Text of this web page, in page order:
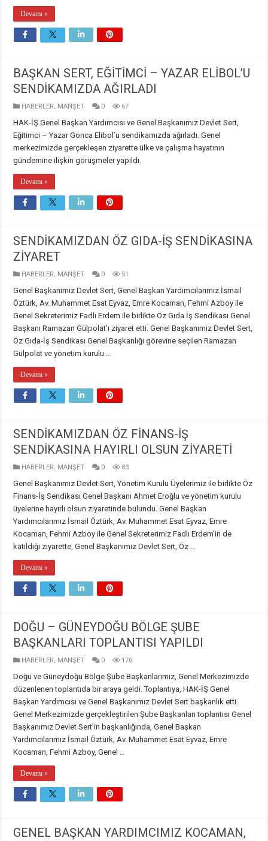
Devamı »
BAŞKAN SERT, EĞİTİMCİ – YAZAR ELİBOL’U
SENDİKAMIZDA AĞIRLADI
HABERLER, MANŞET 0 67
HAK-İŞ Genel Başkan Yardımcısı ve Genel Başkanımız Devlet Sert,
Eğitimci – Yazar Gonca Elibol’u sendikamızda ağırladı. Genel
merkezimizde gerçekleşen ziyarette ülke ve çalışma hayatının
gündemine ilişkin görüşmeler yapıldı.
Devamı »
SENDİKAMIZDAN ÖZ GIDA-İŞ SENDİKASINA
ZİYARET
HABERLER, MANŞET 0 51
Genel Başkanımız Devlet Sert, Genel Başkan Yardımcılarımız İsmail
Öztürk, Av. Muhammet Esat Eyvaz, Emre Kocaman, Fehmi Azboy ile
Genel Sekreterimiz Fadlı Erdem ile birlikte Öz Gıda İş Sendikası Genel
Başkanı Ramazan Gülpolat’ı ziyaret etti. Genel Başkanımız Devlet Sert,
Öz Gıda-İş Sendikası Genel Başkanlığı görevine seçilen Ramazan
Gülpolat ve yönetim kurulu …
Devamı »
SENDİKAMIZDAN ÖZ FİNANS-İŞ
SENDİKASINA HAYIRLI OLSUN ZİYARETİ
HABERLER, MANŞET 0 83
Genel Başkanımız Devlet Sert, Yönetim Kurulu Üyelerimiz ile birlikte Öz
Finans-İş Sendikası Genel Başkanı Ahmet Eroğlu ve yönetim kurulu
üyelerine hayırlı olsun ziyaretinde bulundu. Genel Başkan
Yardımcılarımız İsmail Öztürk, Av. Muhammet Esat Eyvaz, Emre
Kocaman, Fehmi Azboy ile Genel Sekreterimiz Fadlı Erdem’in de
katıldığı ziyarette, Genel Başkanımız Devlet Sert, Öz …
Devamı »
DOĞU – GÜNEYDOĞU BÖLGE ŞUBE
BAŞKANLARI TOPLANTISI YAPILDI
HABERLER, MANŞET 0 176
Doğu ve Güneydoğu Bölge Şube Başkanlarımız, Genel Merkezimizde
düzenlenen toplantıda bir araya geldi. Toplantıya, HAK-İŞ Genel
Başkan Yardımcısı ve Genel Başkanımız Devlet Sert başkanlık etti.
Genel Merkezimizde gerçekleştirilen Şube Başkanları toplantısı Genel
Başkanımız Devlet Sert’in başkanlığında, Genel Başkan
Yardımcılarımız İsmail Öztürk, Av. Muhammet Esat Eyvaz, Emre
Kocaman, Fehmi Azboy, Genel …
Devamı »
GENEL BAŞKAN YARDIMCIMIZ KOCAMAN,